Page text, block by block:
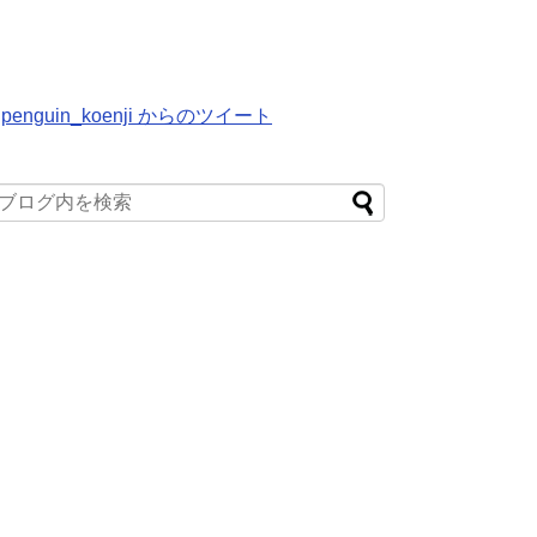
からのツイート